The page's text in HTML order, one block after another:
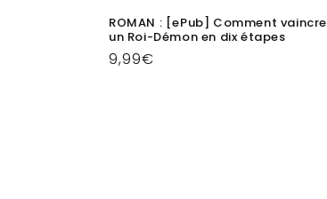
ROMAN : [ePub] Comment vaincre
un Roi-Démon en dix étapes
Prix
9,99€